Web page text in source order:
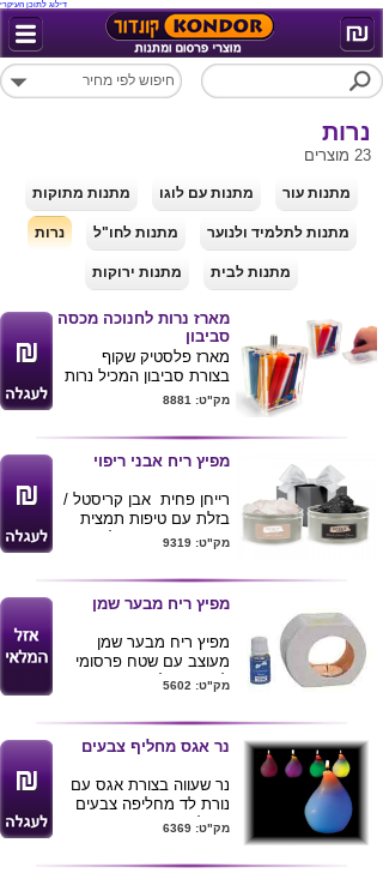
דילוג לתוכן העיקרי
נרות
23 מוצרים
מתנות עור מתנות עם לוגו מתנות מתוקות
מתנות לתלמיד ולנוער מתנות לחו"ל נרות
מתנות לבית מתנות ירוקות
מארז נרות לחנוכה מכסה
סביבון
מארז פלסטיק שקוף
בצורת סביבון המכיל נרות
חנוכה
אפשר להוציא והוא הופך
סביבון
6X14.7
ניתן למתג את המוצר
בלוגו חברה
מק"ט: 8881
מפיץ ריח אבני ריפוי
רייחן פחית אבן קריסטל /
בזלת עם טיפות תמצית
בושם בניחוח מעולה ,
מתנה עם סרט
מק"ט: 9319
מפיץ ריח מבער שמן
מפיץ ריח מבער שמן
מעוצב עם שטח פרסומי
להדפסת לוגו , מגיע
וניל וניחוח ים .
מק"ט: 5602
נר אגס מחליף צבעים
נר שעווה בצורת אגס עם
נורת לד מחליפה צבעים
הנדלקת ברגע זיהוי חום
צורך בסוללות .
מק"ט: 6369